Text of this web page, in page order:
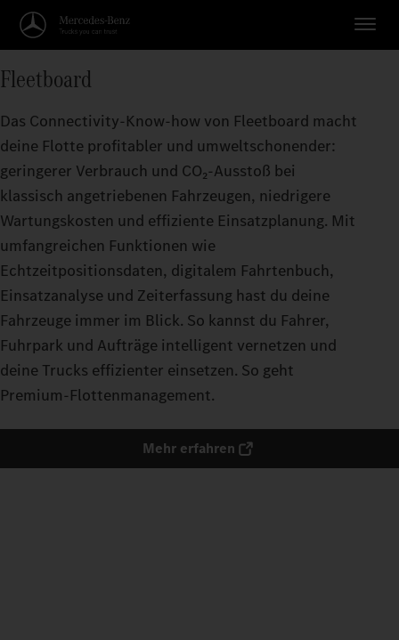
Fleetboard
Das Connectivity-Know-how von Fleetboard macht
deine Flotte profitabler und umweltschonender:
geringerer Verbrauch und CO₂-Ausstoß bei
klassisch angetriebenen Fahrzeugen, niedrigere
Wartungskosten und effiziente Einsatzplanung. Mit
umfangreichen Funktionen wie
Echtzeitpositionsdaten, digitalem Fahrtenbuch,
Einsatzanalyse und Zeiterfassung hast du deine
Fahrzeuge immer im Blick. So kannst du Fahrer,
Fuhrpark und Aufträge intelligent vernetzen und
deine Trucks effizienter einsetzen. So geht
Premium-Flottenmanagement.
Mehr erfahren